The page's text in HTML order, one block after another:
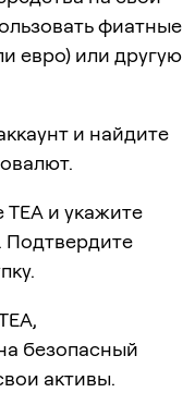
фиатные
евро) или другую
и найдите
TEA и укажите
Подтвердите
безопасный
активы.